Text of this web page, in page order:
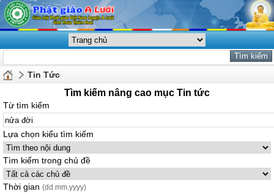
Tin Tức
Tìm kiếm nâng cao mục Tin tức
Từ tìm kiếm
Lựa chọn kiểu tìm kiếm
Tìm kiếm trong chủ đề
Thời gian (dd.mm.yyyy)